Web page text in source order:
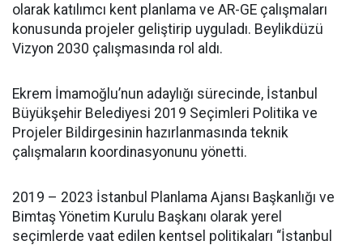
olarak katılımcı kent planlama ve AR-GE çalışmaları
konusunda projeler geliştirip uyguladı. Beylikdüzü
Vizyon 2030 çalışmasında rol aldı.
Ekrem İmamoğlu’nun adaylığı sürecinde, İstanbul
Büyükşehir Belediyesi 2019 Seçimleri Politika ve
Projeler Bildirgesinin hazırlanmasında teknik
çalışmaların koordinasyonunu yönetti.
2019 – 2023 İstanbul Planlama Ajansı Başkanlığı ve
Bimtaş Yönetim Kurulu Başkanı olarak yerel
seçimlerde vaat edilen kentsel politikaları “İstanbul